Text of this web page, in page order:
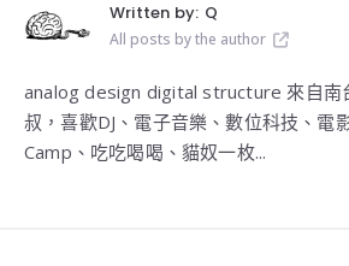
Written by: Q
All posts by the author
analog design digital structure 來自南
叔，喜歡DJ、電子音樂、數位科技、電
Camp、吃吃喝喝、貓奴一枚...